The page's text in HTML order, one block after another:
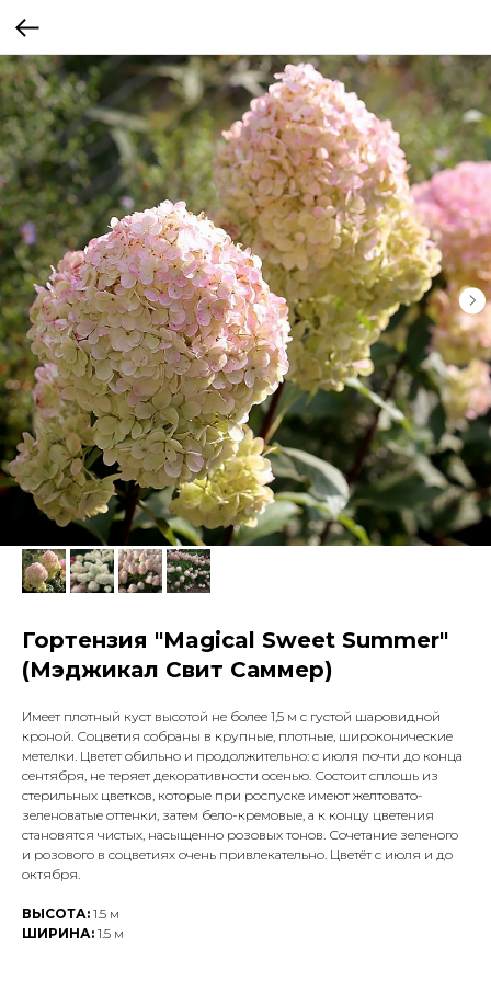
Гортензия "Magical Sweet Summer"
(Мэджикал Свит Саммер)
Имеет плотный куст высотой не более 1,5 м с густой шаровидной
кроной. Соцветия собраны в крупные, плотные, широконические
метелки. Цветет обильно и продолжительно: с июля почти до конца
сентября, не теряет декоративности осенью. Состоит сплошь из
стерильных цветков, которые при роспуске имеют желтовато-
зелено­ватые оттенки, затем бело-кремовые, а к концу цветения
становятся чистых, насыщенно розовых тонов. Сочетание зеленого
и розового в соцвети­ях очень привлекательно. Цветёт с июля и до
октября.
ВЫСОТА: 1.5 м
ШИРИНА: 1.5 м